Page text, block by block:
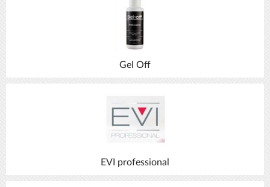
Gel Off
EVI professional